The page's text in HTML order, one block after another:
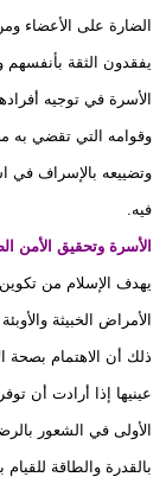
الضارة على الأعضاء
يفقدون الثقة بأنفسهم
الأسرة في توجيه
وقوامه التي تقضي به
وتضييعه بالإسراف في
فيه.
الأسرة وتحقيق الأمن
يهدف الإسلام من
الأمراض الخبيثة
ذلك أن الاهتمام بصحة
عينيها إذا أرادت أن
الأولى في الشعور
بالقدرة والطاقة